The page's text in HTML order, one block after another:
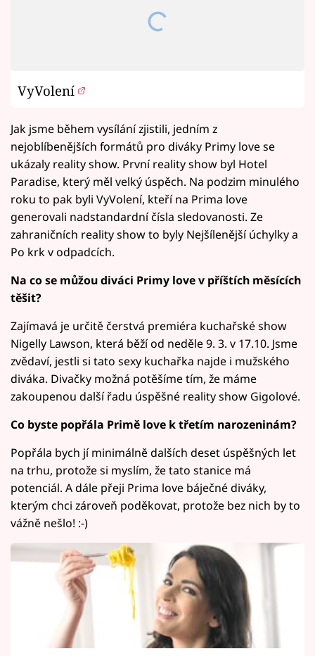
VyVolení
Jak jsme během vysílání zjistili, jedním z
nejoblíbenějších formátů pro diváky Primy love se
ukázaly reality show. První reality show byl Hotel
Paradise, který měl velký úspěch. Na podzim minulého
roku to pak byli VyVolení, kteří na Prima love
generovali nadstandardní čísla sledovanosti. Ze
zahraničních reality show to byly Nejšílenější úchylky a
Po krk v odpadcích.
Na co se můžou diváci Primy love v příštích měsících
těšit?
Zajímavá je určitě čerstvá premiéra kuchařské show
Nigelly Lawson, která běží od neděle 9. 3. v 17.10. Jsme
zvědaví, jestli si tato sexy kuchařka najde i mužského
diváka. Divačky možná potěšíme tím, že máme
zakoupenou další řadu úspěšné reality show Gigolové.
Co byste popřála Primě love k třetím narozeninám?
Popřála bych jí minimálně dalších deset úspěšných let
na trhu, protože si myslím, že tato stanice má
potenciál. A dále přeji Prima love báječné diváky,
kterým chci zároveň poděkovat, protože bez nich by to
vážně nešlo! :-)